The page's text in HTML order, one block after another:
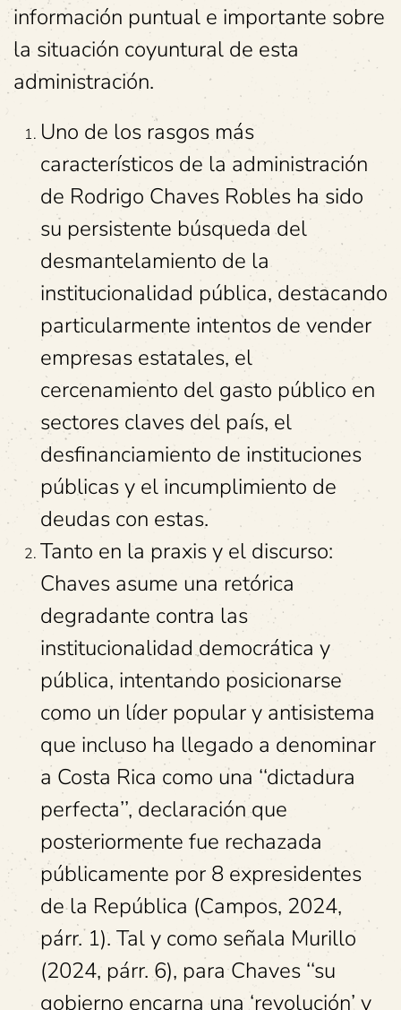
información puntual e importante sobre
la situación coyuntural de esta
administración.
Uno de los rasgos más
característicos de la administración
de Rodrigo Chaves Robles ha sido
su persistente búsqueda del
desmantelamiento de la
institucionalidad pública, destacando
particularmente intentos de vender
empresas estatales, el
cercenamiento del gasto público en
sectores claves del país, el
desfinanciamiento de instituciones
públicas y el incumplimiento de
deudas con estas.
Tanto en la praxis y el discurso:
Chaves asume una retórica
degradante contra las
institucionalidad democrática y
pública, intentando posicionarse
como un líder popular y antisistema
que incluso ha llegado a denominar
a Costa Rica como una ‘‘dictadura
perfecta’’, declaración que
posteriormente fue rechazada
públicamente por 8 expresidentes
de la República (Campos, 2024,
párr. 1). Tal y como señala Murillo
(2024, párr. 6), para Chaves ‘‘su
gobierno encarna una ‘revolución’ y